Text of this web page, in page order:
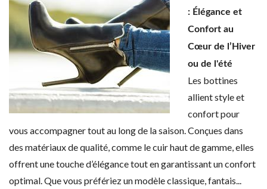
: Élégance et
Confort au
Cœur de l’Hiver
ou de l'été
Les bottines
allient style et
confort pour
vous accompagner tout au long de la saison. Conçues dans
des matériaux de qualité, comme le cuir haut de gamme, elles
offrent une touche d’élégance tout en garantissant un confort
optimal. Que vous préfériez un modèle classique, fantais...